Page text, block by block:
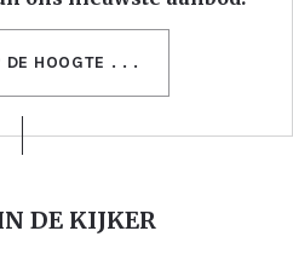
DE HOOGTE . . .
DE KIJKER